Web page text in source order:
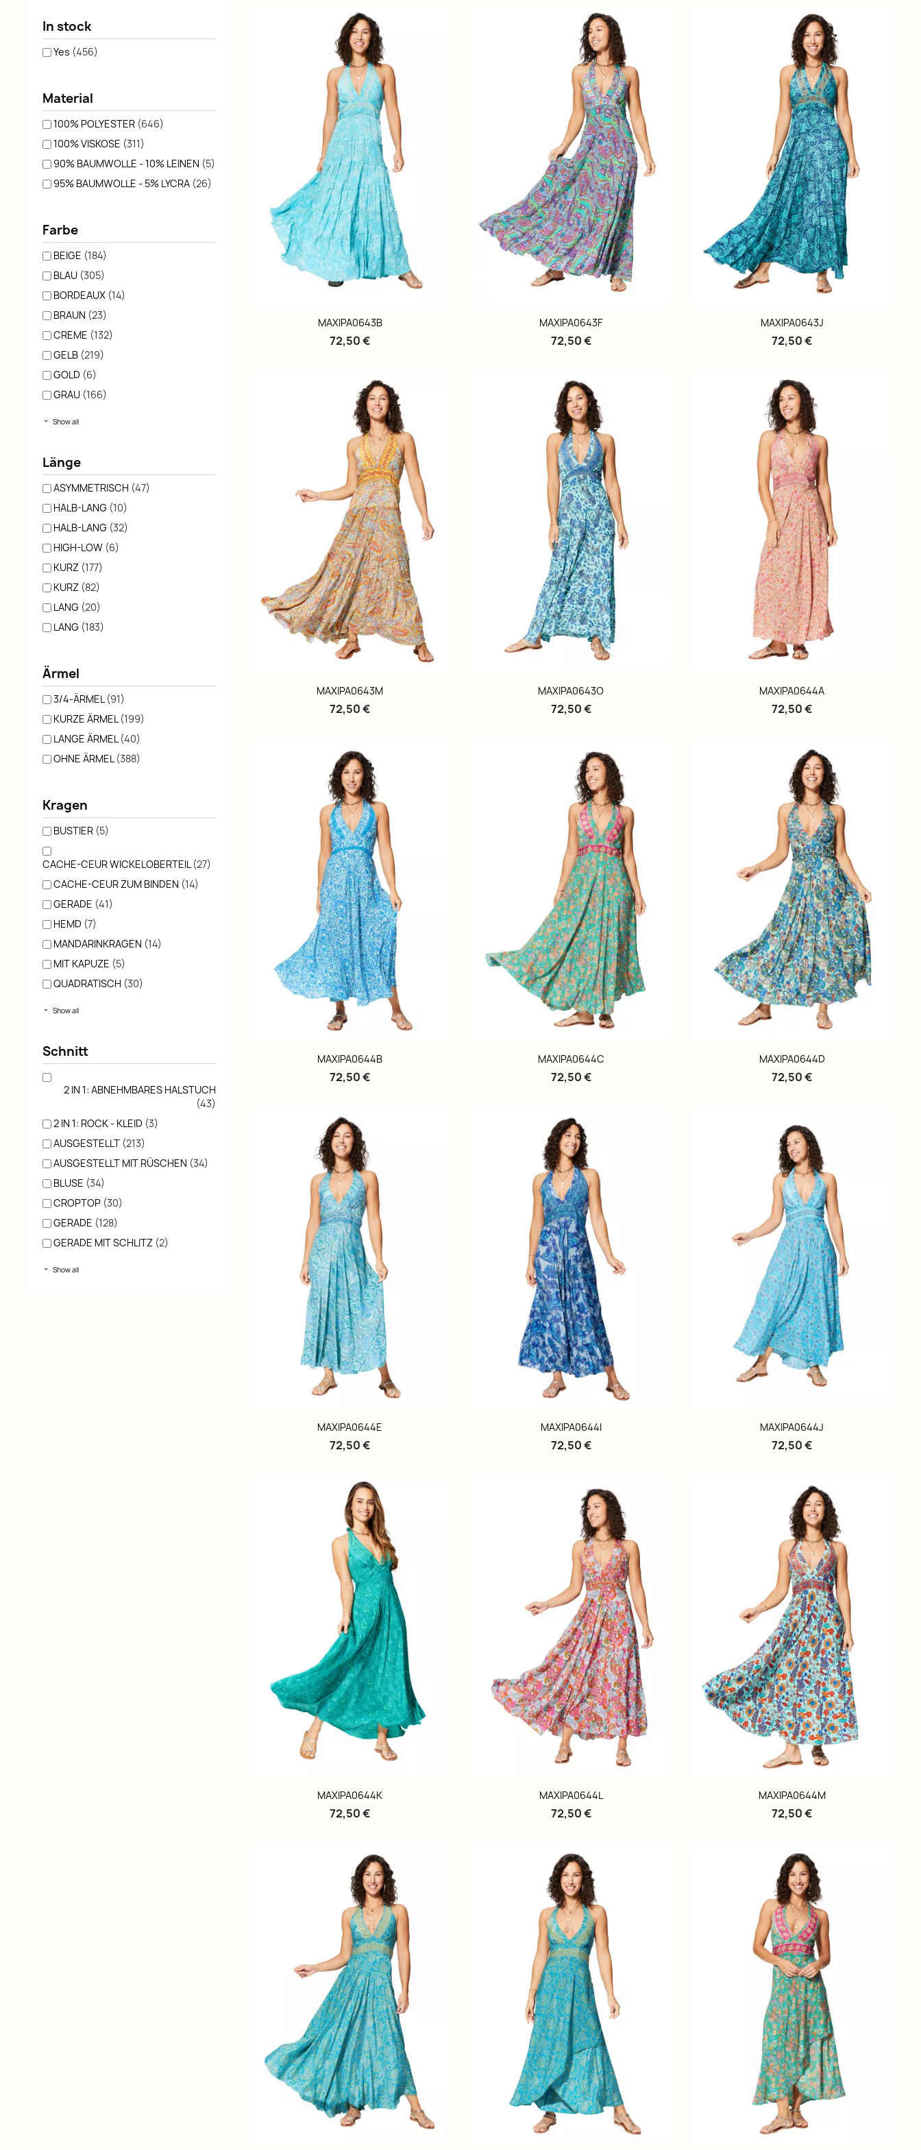
In stock
Yes (456)
Material
100% POLYESTER (646)
100% VISKOSE (311)
90% BAUMWOLLE - 10% LEINEN (5)
95% BAUMWOLLE - 5% LYCRA (26)
Farbe
BEIGE (184)
BLAU (305)
BORDEAUX (14)
BRAUN (23)
CREME (132)
GELB (219)
GOLD (6)
GRAU (166)
Show all
Länge
ASYMMETRISCH (47)
HALB-LANG (10)
HALB-LANG (32)
HIGH-LOW (6)
KURZ (177)
KURZ (82)
LANG (20)
LANG (183)
Ärmel
3/4-ÄRMEL(91)
KURZE ÄRMEL(199)
LANGE ÄRMEL(40)
OHNE ÄRMEL(388)
Kragen
BUSTIER (5)
CACHE-CEUR WICKELOBERTEIL(27)
CACHE-CEUR ZUM BINDEN (14)
GERADE (41)
HEMD (7)
MANDARINKRAGEN (14)
MIT KAPUZE (5)
QUADRATISCH (30)
Show all
Schnitt
2 IN 1: ABNEHMBARES HALSTUCH
(43)
2 IN 1: ROCK - KLEID (3)
AUSGESTELLT (213)
AUSGESTELLT MIT RÜSCHEN (34)
BLUSE (34)
CROPTOP (30)
GERADE (128)
GERADE MIT SCHLITZ (2)
Show all
MAXIPA0643B
72,50 €
MAXIPA0643F
72,50 €
MAXIPA0643J
72,50 €
MAXIPA0643M
72,50 €
MAXIPA0643O
72,50 €
MAXIPA0644A
72,50 €
MAXIPA0644B
72,50 €
MAXIPA0644C
72,50 €
MAXIPA0644D
72,50 €
MAXIPA0644E
72,50 €
MAXIPA0644I
72,50 €
MAXIPA0644J
72,50 €
MAXIPA0644K
72,50 €
MAXIPA0644L
72,50 €
MAXIPA0644M
72,50 €